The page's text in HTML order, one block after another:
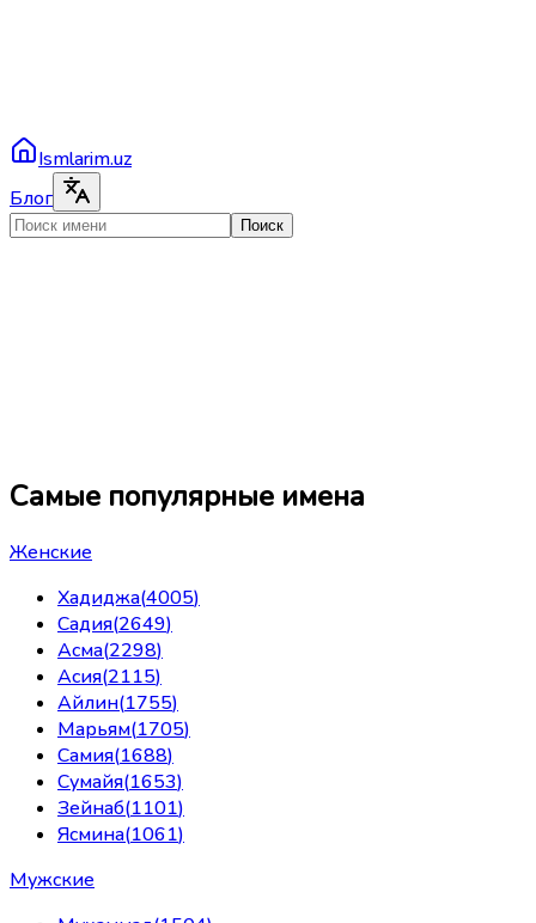
Ismlarim.uz
Блог
Поиск
Самые популярные имена
Женские
Хадиджа(4005)
Садия(2649)
Асма(2298)
Асия(2115)
Айлин(1755)
Марьям(1705)
Самия(1688)
Сумайя(1653)
Зейнаб(1101)
Ясмина(1061)
Мужские